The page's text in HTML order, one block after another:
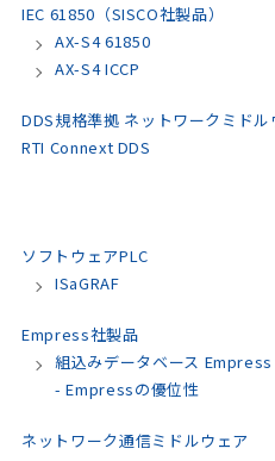
IEC 61850（SISCO社製品）
AX-S4 61850
AX-S4 ICCP
DDS規格準拠 ネットワークミドル
RTI Connext DDS
ソフトウェアPLC
ISaGRAF
Empress社製品
組込みデータベース Empress
- Empressの優位性
ネットワーク通信ミドルウェア